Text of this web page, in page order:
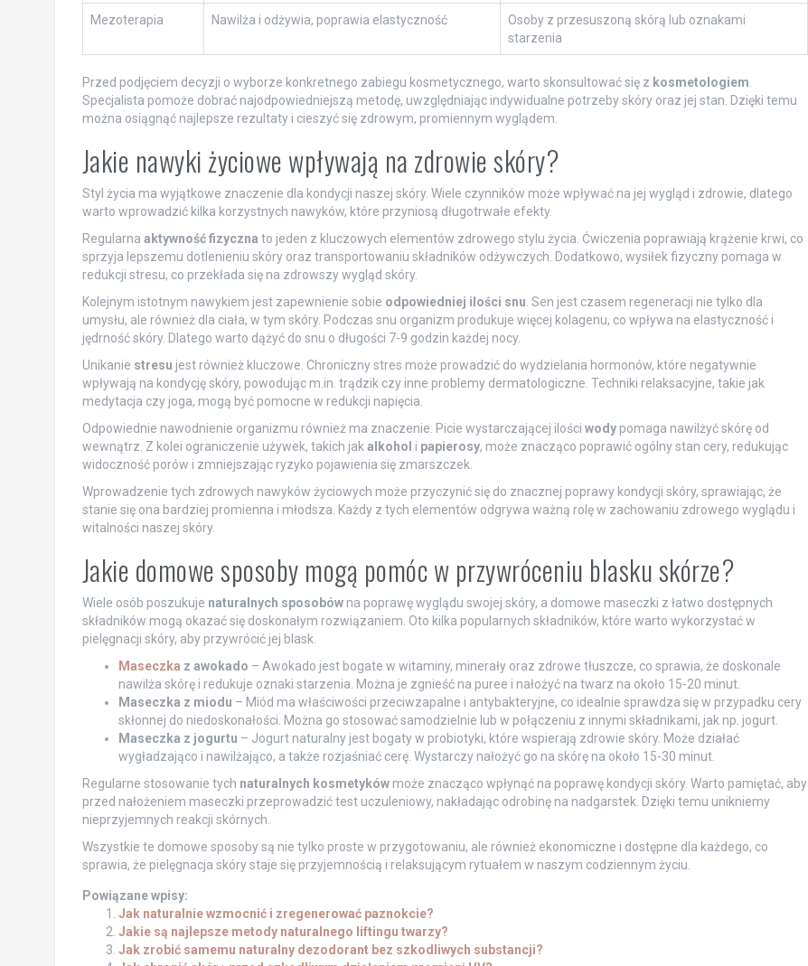
Mezoterapia Nawilża i odżywia, poprawia elastyczność
Osoby z przesuszoną skórą lub oznakami
starzenia
Przed podjęciem decyzji o wyborze konkretnego zabiegu kosmetycznego, warto skonsultować się z kosmetologiem
Specjalista pomoże dobrać najodpowiedniejszą metodę, uwzględniając indywidualne potrzeby skóry oraz jej stan. Dzięki temu
można osiągnąć najlepsze rezultaty i cieszyć się zdrowym, promiennym wyglądem.
Jakie nawyki życiowe wpływają na zdrowie skóry?
Styl życia ma wyjątkowe znaczenie dla kondycji naszej skóry. Wiele czynników może wpływać na jej wygląd i zdrowie, dlatego
warto wprowadzić kilka korzystnych nawyków, które przyniosą długotrwałe efekty.
Regularna aktywność fizyczna to jeden z kluczowych elementów zdrowego stylu życia. Ćwiczenia poprawiają krążenie krwi, co
sprzyja lepszemu dotlenieniu skóry oraz transportowaniu składników odżywczych. Dodatkowo, wysiłek fizyczny pomaga w
redukcji stresu, co przekłada się na zdrowszy wygląd skóry.
Kolejnym istotnym nawykiem jest zapewnienie sobie odpowiedniej ilości snu . Sen jest czasem regeneracji nie tylko dla
umysłu, ale również dla ciała, w tym skóry. Podczas snu organizm produkuje więcej kolagenu, co wpływa na elastyczność i
jędrność skóry. Dlatego warto dążyć do snu o długości 7-9 godzin każdej nocy.
Unikanie stresu jest również kluczowe. Chroniczny stres może prowadzić do wydzielania hormonów, które negatywnie
wpływają na kondycję skóry, powodując m.in. trądzik czy inne problemy dermatologiczne. Techniki relaksacyjne, takie jak
medytacja czy joga, mogą być pomocne w redukcji napięcia.
Odpowiednie nawodnienie organizmu również ma znaczenie. Picie wystarczającej ilości wodypomaga nawilżyć skórę od
wewnątrz. Z kolei ograniczenie używek, takich jak alkohol i papierosy, może znacząco poprawić ogólny stan cery, redukując
widoczność porów i zmniejszając ryzyko pojawienia się zmarszczek.
Wprowadzenie tych zdrowych nawyków życiowych może przyczynić się do znacznej poprawy kondycji skóry, sprawiając, że
stanie się ona bardziej promienna i młodsza. Każdy z tych elementów odgrywa ważną rolę w zachowaniu zdrowego wyglądu i
witalności naszej skóry.
Jakie domowe sposoby mogą pomóc w przywróceniu blasku skórze?
Wiele osób poszukuje naturalnych sposobówna poprawę wyglądu swojej skóry, a domowe maseczki z łatwo dostępnych
składników mogą okazać się doskonałym rozwiązaniem. Oto kilka popularnych składników, które warto wykorzystać w
pielęgnacji skóry, aby przywrócić jej blask.
Maseczka z awokado – Awokado jest bogate w witaminy, minerały oraz zdrowe tłuszcze, co sprawia, że doskonale
nawilża skórę i redukuje oznaki starzenia. Można je zgnieść na puree i nałożyć na twarz na około 15-20 minut.
Maseczka z miodu – Miód ma właściwości przeciwzapalne i antybakteryjne, co idealnie sprawdza się w przypadku cery
skłonnej do niedoskonałości. Można go stosować samodzielnie lub w połączeniu z innymi składnikami, jak np. jogurt.
Maseczka z jogurtu – Jogurt naturalny jest bogaty w probiotyki, które wspierają zdrowie skóry. Może działać
wygładzająco i nawilżająco, a także rozjaśniać cerę. Wystarczy nałożyć go na skórę na około 15-30 minut.
Regularne stosowanie tych naturalnych kosmetykówmoże znacząco wpłynąć na poprawę kondycji skóry. Warto pamiętać, aby
przed nałożeniem maseczki przeprowadzić test uczuleniowy, nakładając odrobinę na nadgarstek. Dzięki temu unikniemy
nieprzyjemnych reakcji skórnych.
Wszystkie te domowe sposoby są nie tylko proste w przygotowaniu, ale również ekonomiczne i dostępne dla każdego, co
sprawia, że pielęgnacja skóry staje się przyjemnością i relaksującym rytuałem w naszym codziennym życiu.
Powiązane wpisy:
Jak naturalnie wzmocnić i zregenerować paznokcie?
Jakie są najlepsze metody naturalnego liftingu twarzy?
Jak zrobić samemu naturalny dezodorant bez szkodliwych substancji?